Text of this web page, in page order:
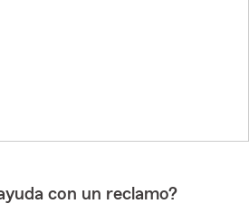
con un reclamo?